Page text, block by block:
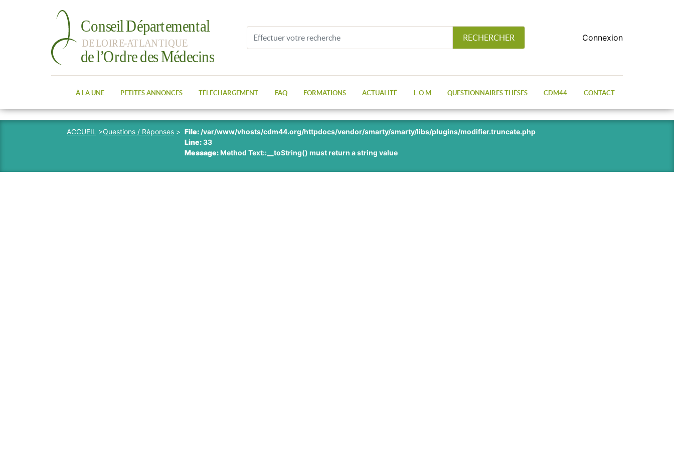
RECHERCHER Connexion
À LA UNE PETITES ANNONCES TÉLÉCHARGEMENT FAQ FORMATIONS ACTUALITÉ L.O.M QUESTIONNAIRES THÈSES CDM44 CONTACT
ACCUEIL >Questions / Réponses > File: /var/www/vhosts/cdm44.org/httpdocs/vendor/smarty/smarty/libs/plugins/modifier.truncate.php
Line:33
Message:Method Text::__toString() must return a string value